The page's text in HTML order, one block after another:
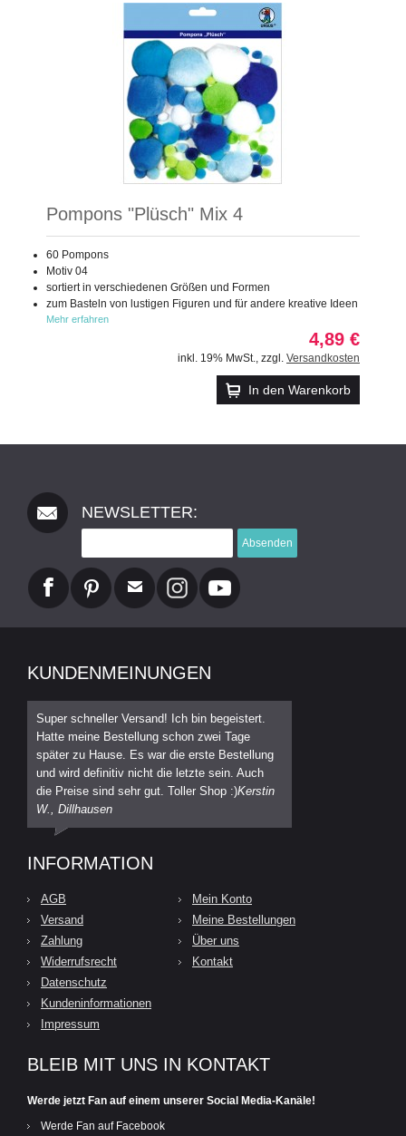
Pompons "Plüsch" Mix 4
60 Pompons
Motiv 04
sortiert in verschiedenen Größen und Formen
zum Basteln von lustigen Figuren und für andere kreative Ideen
Mehr erfahren
4,89 €
inkl. 19% MwSt. zzgl. Versandkosten
In den Warenkorb
NEWSLETTER:
Absenden
KUNDENMEINUNGEN
Super schneller Versand! Ich bin begeistert.
Hatte meine Bestellung schon zwei Tage
später zu Hause. Es war die erste Bestellung
und wird definitiv nicht die letzte sein. Auch
die Preise sind sehr gut. Toller Shop :)Kerstin
W., Dillhausen
INFORMATION
AGB
Versand
Zahlung
Widerrufsrecht
Datenschutz
Kundeninformationen
Impressum
Mein Konto
Meine Bestellungen
Über uns
Kontakt
BLEIB MIT UNS IN KONTAKT
Werde jetzt Fan auf einem unserer Social Media-Kanäle!
Werde Fan auf Facebook